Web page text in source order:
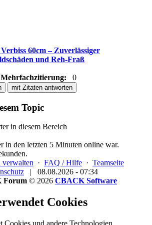
60cm – Zuverlässiger
und Reh-Fraß
0
mit Zitaten antworten
Topic
in diesem Bereich
in den letzten 5 Minuten online war.
verwalten · FAQ / Hilfe · Teamseite
|
08.08.2026 - 07:34
Forum © 2026 CBACK Software
Cookies